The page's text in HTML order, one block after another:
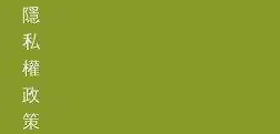
隱
私
權
政
策